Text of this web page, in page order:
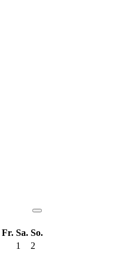
Fr. Sa. So.
1
2